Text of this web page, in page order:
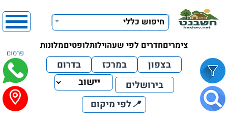
חיפוש כללי
צימריםחדרים לפי שעהוילותלופטיםמלונות
פרסום
בצפון במרכז
בדרום
בירושלים
📍לפי מיקום